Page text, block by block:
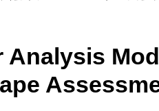
Analysis